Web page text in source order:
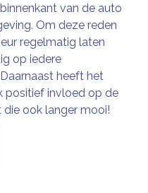
van de auto
Om deze reden
regelmatig laten
op iedere
heeft het
positief invloed op de
ook langer mooi!